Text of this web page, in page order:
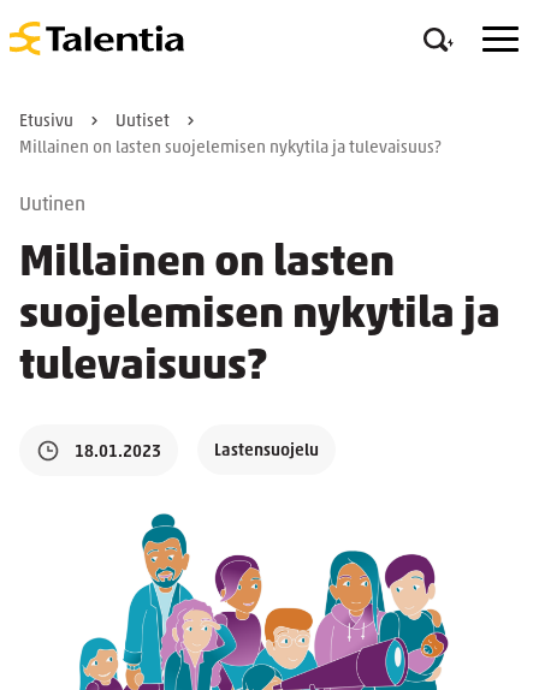
Etusivu
Uutiset
Millainen on lasten suojelemisen nykytila ja tulevaisuus?
Uutinen
Millainen on lasten
suojelemisen nykytila ja
tulevaisuus?
18.01.2023 Lastensuojelu